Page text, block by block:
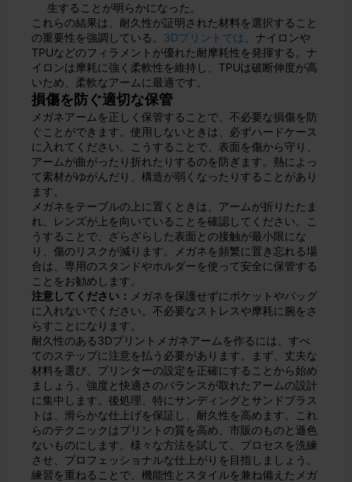
生することが明らかになった。
これらの結果は、耐久性が証明された材料を選択すること
の重要性を強調している。 3Dプリントでは
、ナイロンや
TPUなどのフィラメントが優れた耐摩耗性を発揮する。ナ
イロンは摩耗に強く柔軟性を維持し、TPUは破断伸度が高
いため、柔軟なアームに最適です。
損傷を防ぐ適切な保管
メガネアームを正しく保管することで、不必要な損傷を防
ぐことができます。使用しないときは、必ずハードケース
に入れてください。こうすることで、表面を傷から守り、
アームが曲がったり折れたりするのを防ぎます。熱によっ
て素材がゆがんだり、構造が弱くなったりすることがあり
ます。
メガネをテーブルの上に置くときは、アームが折りたたま
れ、レンズが上を向いていることを確認してください。こ
うすることで、ざらざらした表面との接触が最小限にな
り、傷のリスクが減ります。メガネを頻繁に置き忘れる場
合は、専用のスタンドやホルダーを使って安全に保管する
ことをお勧めします。
注意してください： メガネを保護せずにポケットやバッグ
に入れないでください。不必要なストレスや摩耗に腕をさ
らすことになります。
耐久性のある3Dプリントメガネアームを作るには、すべ
てのステップに注意を払う必要があります。まず、丈夫な
材料を選び、プリンターの設定を正確にすることから始め
ましょう。強度と快適さのバランスが取れたアームの設計
に集中します。後処理、特にサンディングとサンドブラス
トは、滑らかな仕上げを保証し、耐久性を高めます。これ
らのテクニックはプリントの質を高め、市販のものと遜色
ないものにします。様々な方法を試して、プロセスを洗練
させ、プロフェッショナルな仕上がりを目指しましょう。
練習を重ねることで、機能性とスタイルを兼ね備えたメガ